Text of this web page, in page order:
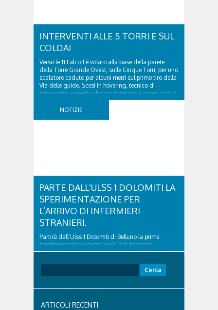
INTERVENTI ALLE 5 TORRI E SUL
COLDAI
Verso le 11 Falco 1 è volato alla base della parete
della Torre Grande Ovest, sulle Cinque Torri, per uno
scalatore caduto per alcuni metri sul primo tiro della
Via delle guide. Scesi in hovering, tecnico di
elisoccorso e medico hanno prestato le prime cure al
43enne ungherese, che si era fatto...
NOTIZIE
PARTE DALL'ULSS 1 DOLOMITI LA
SPERIMENTAZIONE PER
L’ARRIVO DI INFERMIERI
STRANIERI.
Partirà dall’Ulss 1 Dolomiti di Belluno la prima
sperimentazione veneta per il reclutamento,
inserimento e formazione di infermieri provenienti
Belluno, alla presenza dell’Assessore regionale alla
Sanità Gino Gerosa. Oltre alla Regione del...
per:
ARTICOLI RECENTI